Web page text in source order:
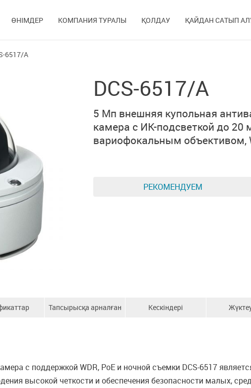
ӨНІМДЕР КОМПАНИЯ ТУРАЛЫ ҚОЛДАУ ҚАЙДАН САТЫП
6517/A
DCS-6517/A
5 Мп внешняя купольная
камера с ИК-подсветкой до 20
вариофокальным объективом,
РЕКОМЕНДУЕМ
Тапсырысқа арналған Кескіндері
с поддержкой WDR, PoE и ночной съемки DCS-6517
высокой четкости и обеспечения безопасности малых,